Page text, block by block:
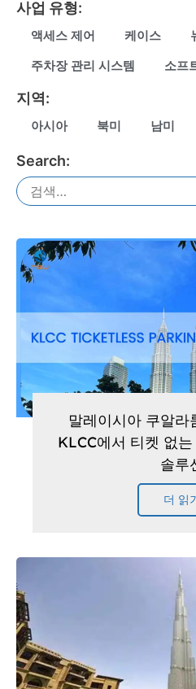
사업 유형:
액세스 제어 케이스
주차장 관리 시스템
소프
지역:
아시아 북미 남미
말레이시아 쿠알라
KLCC에서 티켓 없
솔루
더 읽